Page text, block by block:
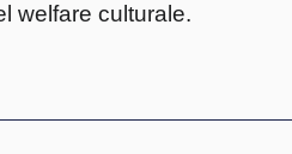
welfare culturale.